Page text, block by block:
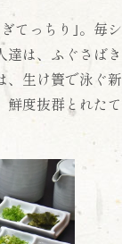
てっちり｣。毎シ
は、ふぐさばき
、生け簀で泳ぐ新
鮮度抜群とれたて